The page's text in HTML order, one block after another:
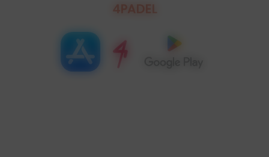
4PADEL